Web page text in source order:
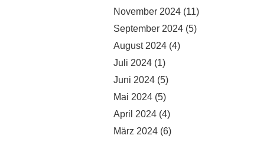
November 2024 (11)
September 2024 (5)
August 2024 (4)
Juli 2024 (1)
Juni 2024 (5)
Mai 2024 (5)
April 2024 (4)
März 2024 (6)